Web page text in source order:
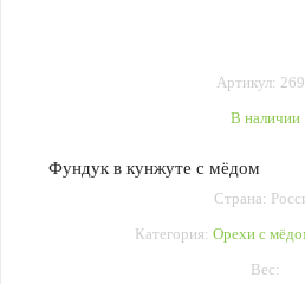
Артикул:
В наличии
Фундук в кунжуте с мёдом
Страна:
Категория: Орехи с
Вес: